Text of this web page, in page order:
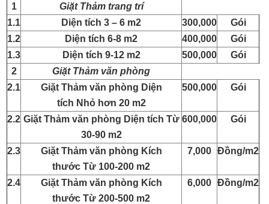
1
Giặt Thảm trang trí
1.1
Diện tích 3 – 6 m2 300,000
Gói
1.2
Diện tích 6-8 m2 400,000
Gói
1.3
Diện tích 9-12 m2 500,000
Gói
2
Giặt Thảm văn phòng
2.1
Giặt Thảm văn phòng Diện
tích Nhỏ hơn 20 m2
500,000 Gói
2.2 Giặt Thảm văn phòng Diện tích Từ
30-90 m2
600,000 Gói
2.3
Giặt Thảm văn phòng Kích
thước Từ 100-200 m2
7,000 Đồng/m2
2.4
Giặt Thảm văn phòng Kích
thước Từ 200-500 m2
6,000 Đồng/m2